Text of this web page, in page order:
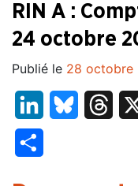
RIN A :
24 octobre
Publié le 28 octobre
LinkedInBluesky